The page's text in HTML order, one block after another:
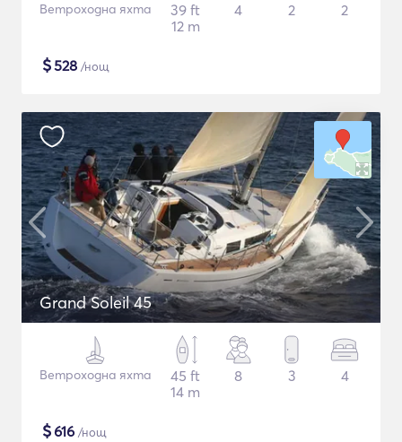
Ветроходна яхта
39 ft
12 m
4 2 2
$528 /нощ
Grand Soleil 45
Ветроходна яхта
45 ft
14 m
8 3 4
$616 /нощ